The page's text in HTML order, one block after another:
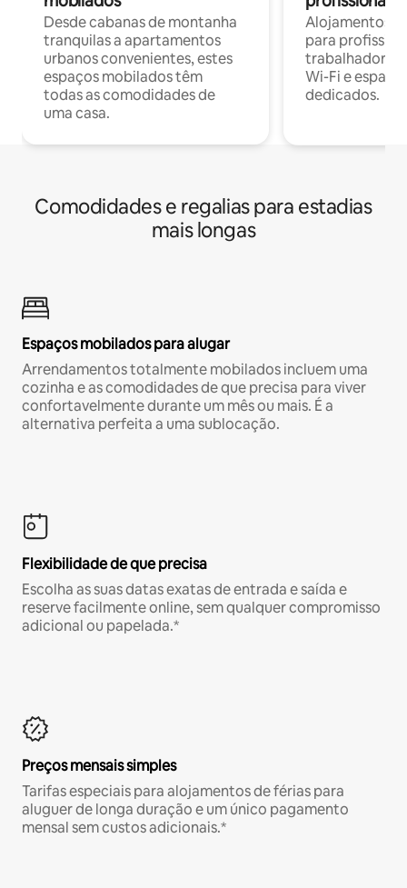
Desde cabanas de montanha
tranquilas a apartamentos
urbanos convenientes, estes
espaços mobilados têm
todas as comodidades de
uma casa.
Alojamentos
para
trabalhadores
Wi-Fi e
dedicados.
Comodidades e regalias para estadias
mais longas
Espaços mobilados para alugar
Arrendamentos totalmente mobilados incluem uma
cozinha e as comodidades de que precisa para viver
confortavelmente durante um mês ou mais. É a
alternativa perfeita a uma sublocação.
Flexibilidade de que precisa
Escolha as suas datas exatas de entrada e saída e
reserve facilmente online, sem qualquer compromisso
adicional ou papelada.*
Preços mensais simples
Tarifas especiais para alojamentos de férias para
aluguer de longa duração e um único pagamento
mensal sem custos adicionais.*